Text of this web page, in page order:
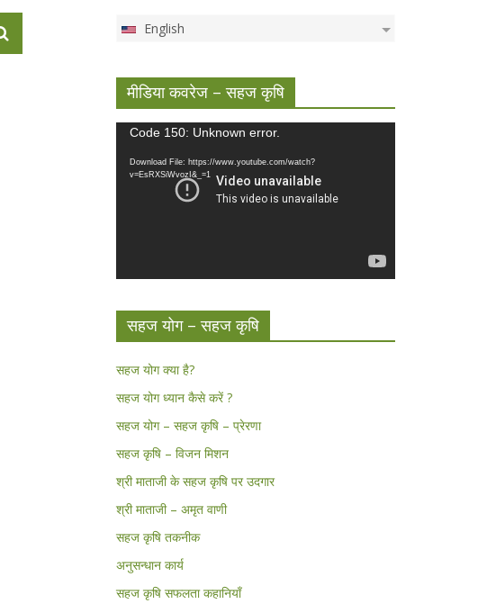
English
मीडिया कवरेज – सहज कृषि
Video
Code 150: Unknown error.
Download File: https://www.youtube.com/watch?
v=EsRXSiWvozI&_=1
सहज योग – सहज कृषि
सहज योग क्या है?
सहज योग ध्यान कैसे करें ?
सहज योग – सहज कृषि – प्रेरणा
सहज कृषि – विजन मिशन
श्री माताजी के सहज कृषि पर उदगार
श्री माताजी – अमृत वाणी
सहज कृषि तकनीक
अनुसन्धान कार्य
सहज कृषि सफलता कहानियाँ